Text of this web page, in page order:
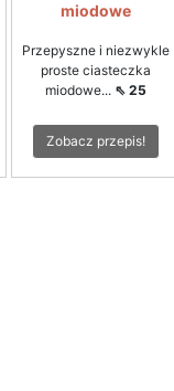
miodowe
Przepyszne i niezwykle
proste ciasteczka
miodowe... ⇖ 25
Zobacz przepis!